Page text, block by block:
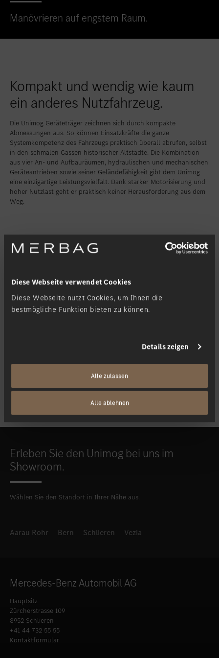
Diese Webseite verwendet Cookies
Diese Webseite nutzt Cookies, um Ihnen die
bestmögliche Funktion bieten zu können.
Details zeigen
Alle zulassen
Alle ablehnen
Standort favorisieren
Schlieren
Standort favorisieren
Uetendorf
Standort favorisieren
Vezia
Standort favorisieren
Wettingen
Standort favorisieren
Wetzikon
Standort favorisieren
Winterthur
Standort favorisieren
Zürich-Nord
Manövrieren auf engstem Raum.
Kompakt und wendig wie kaum
ein anderes Nutzfahrzeug.
Die Unimog Geräteträger zeichnen sich durch kompakte
Abmessungen aus. So können Einsatzkräfte die ganze
Systemkompetenz des Fahrzeugs praktisch überall abrufen, selbst
in den schmalen Gassen historischer Altstädte. Die Kombination
aus vier An- und Aufbauräumen, hydraulischen und mechanischen
Geräteantrieben sowie seiner Geländefähigkeit gibt dem Unimog
eine einzigartige Leistungsvielfalt. Dank starker Motorisierung und
hoher Nutzlast geht er praktisch keiner Herausforderung aus dem
Weg.
Erleben Sie den Unimog bei uns im
Showroom.
Wählen Sie den Standort in Ihrer Nähe aus.
Aarau Rohr Bern Schlieren Vezia
Mercedes-Benz Automobil AG
Hauptsitz
Zürcherstrasse 109
8952 Schlieren
+41 44 732 55 55
Kontaktformular